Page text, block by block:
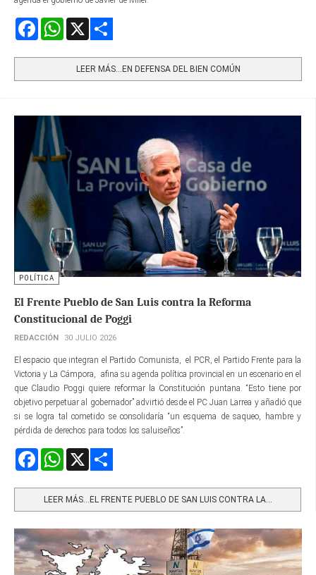
FacebookWhatsApp
LEER MÁS…EN DEFENSA DEL BIEN COMÚN
POLÍTICA
El Frente Pueblo de San Luis contra la Reforma
Constitucional de Poggi
REDACCIÓN 30 JULIO 2026
El espacio que integran el Partido Comunista, el PCR, el Partido Frente para la
Victoria y La Cámpora, afina su agenda política provincial en un escenario en el
que Claudio Poggi quiere reformar la Constitución puntana. “Esto tiene por
objetivo perpetuar al gobernador” advirtió desde el PC Juan Larrea y añadió que
si se logra tal cometido se consolidaría “un esquema de saqueo, hambre y
pérdida de derechos para todos los saluiseños”.
FacebookWhatsApp
LEER MÁS…EL FRENTE PUEBLO DE SAN LUIS CONTRA LA...